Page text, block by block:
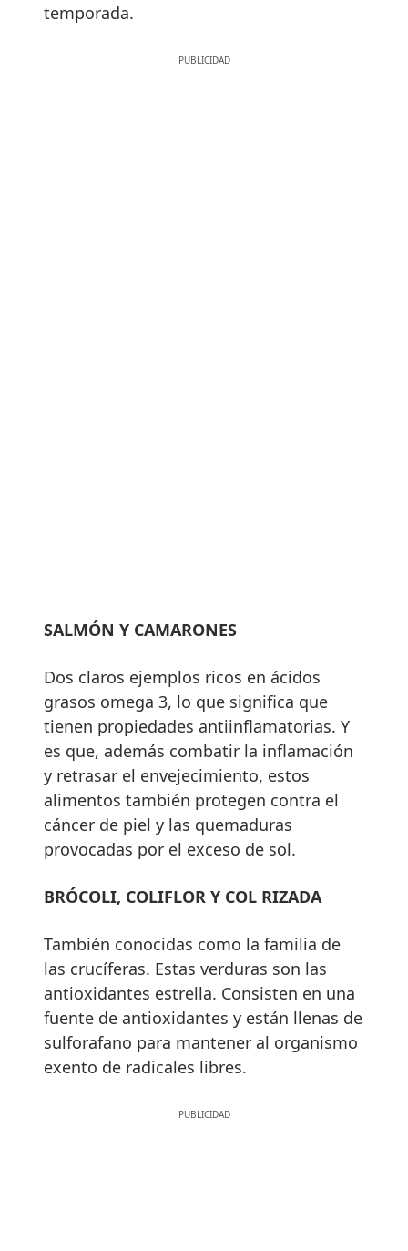
temporada.
SALMÓN Y CAMARONES
Dos claros ejemplos ricos en ácidos
grasos omega 3, lo que significa que
tienen propiedades antiinflamatorias. Y
es que, además combatir la inflamación
y retrasar el envejecimiento, estos
alimentos también protegen contra el
cáncer de piel y las quemaduras
provocadas por el exceso de sol.
BRÓCOLI, COLIFLOR Y COL RIZADA
También conocidas como la familia de
las crucíferas. Estas verduras son las
antioxidantes estrella. Consisten en una
fuente de antioxidantes y están llenas de
sulforafano para mantener al organismo
exento de radicales libres.